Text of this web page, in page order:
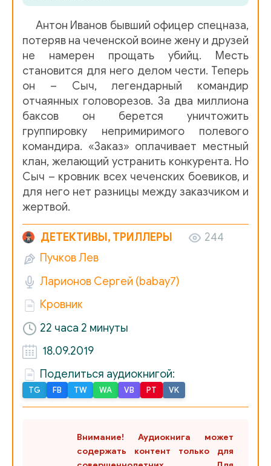
010
011
012
013
014
015
016
017
018
025
Антон Иванов бывший офицер спецназа,
потеряв на чеченской воине жену и друзей
не намерен прощать убийц. Месть
становится для него делом чести. Теперь
он – Сыч, легендарный командир
отчаянных головорезов. За два миллиона
баксов он берется уничтожить
группировку непримиримого полевого
командира. «Заказ» оплачивает местный
клан, желающий устранить конкурента. Но
Сыч – кровник всех чеченских боевиков, и
для него нет разницы между заказчиком и
жертвой.
ДЕТЕКТИВЫ, ТРИЛЛЕРЫ
244
Пучков Лев
Ларионов Сергей (babay7)
Кровник
22 часа 2 минуты
18.09.2019
Поделиться аудиокнигой:
TG FB TW WA VB PT VK
Внимание! Аудиокнига может
содержать контент только для